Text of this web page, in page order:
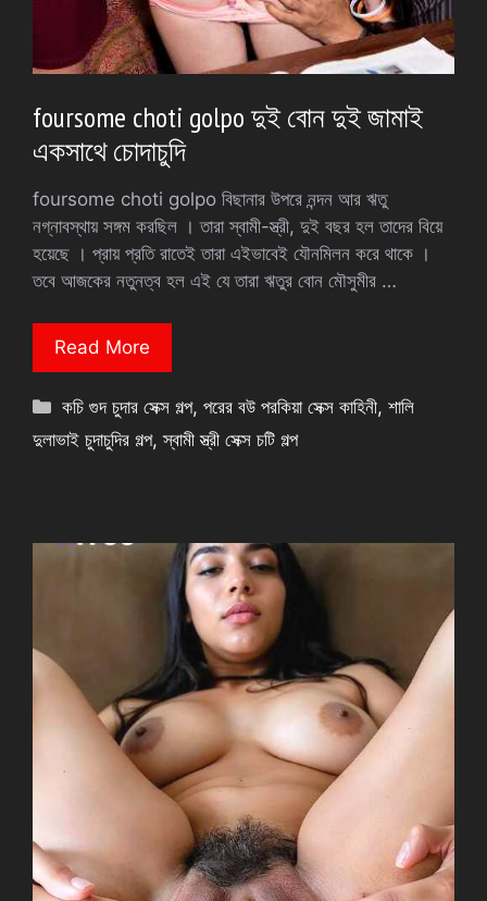
foursome choti golpo দুই বোন দুই জামাই
একসাথে চোদাচুদি
foursome choti golpo বিছানার উপরে নন্দন আর ঋতু
নগ্নাবস্থায় সঙ্গম করছিল । তারা স্বামী-স্ত্রী, দুই বছর হল তাদের বিয়ে
হয়েছে । প্রায় প্রতি রাতেই তারা এইভাবেই যৌনমিলন করে থাকে ।
তবে আজকের নতুনত্ব হল এই যে তারা ঋতুর বোন মৌসুমীর …
Read More
Categories
কচি গুদ চুদার সেক্স গল্প,পরের বউ পরকিয়া সেক্স কাহিনী,শালি
দুলাভাই চুদাচুদির গল্প,স্বামী স্ত্রী সেক্স চটি গল্প